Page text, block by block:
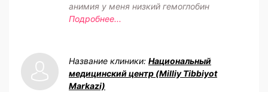
анимия у меня низкий гемоглобин
Подробнее...
Название клиники: Национальный
медицинский центр (Milliy Tibbiyot
Markazi)